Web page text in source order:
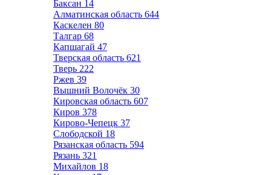
Баксан 14
Алматинская область 644
Каскелен 80
Талгар 68
Капшагай 47
Тверская область 621
Тверь 222
Ржев 39
Вышний Волочёк 30
Кировская область 607
Киров 378
Кирово-Чепецк 37
Слободской 18
Рязанская область 594
Рязань 321
Михайлов 18